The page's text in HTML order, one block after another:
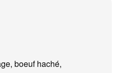
boeuf haché,